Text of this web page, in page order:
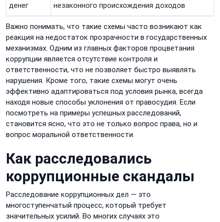
денег незаконного происхождения доходов
Важно понимать, что такие схемы часто возникают как
реакция на недостаток прозрачности в государственных
механизмах. Одним из главных факторов процветания
коррупции является отсутствие контроля и
ответственности, что не позволяет быстро выявлять
нарушения. Кроме того, такие схемы могут очень
эффективно адаптироваться под условия рынка, всегда
находя новые способы уклонения от правосудия. Если
посмотреть на примеры успешных расследований,
становится ясно, что это не только вопрос права, но и
вопрос моральной ответственности.
Как расследовались
коррупционные скандалы
Расследование коррупционных дел — это
многоступенчатый процесс, который требует
значительных усилий. Во многих случаях это